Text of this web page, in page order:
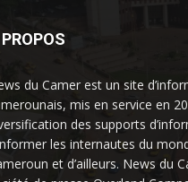
du Camer est un site
mis en service en
des supports
les internautes du
et d’ailleurs. News du